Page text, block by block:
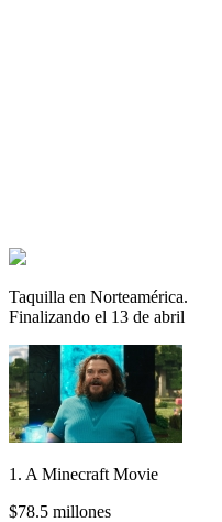
Taquilla en Norteamérica.
Finalizando el 13 de abril
1. A Minecraft Movie
$78.5 millones